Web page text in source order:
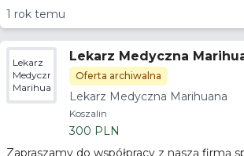
1 rok temu
Lekarz
Medyczna
Marihuana
Lekarz Medyczna
Oferta archiwalna
Lekarz Medyczna Marihuana
Koszalin
300 PLN
Zapraszamy do współpracy z naszą firmą